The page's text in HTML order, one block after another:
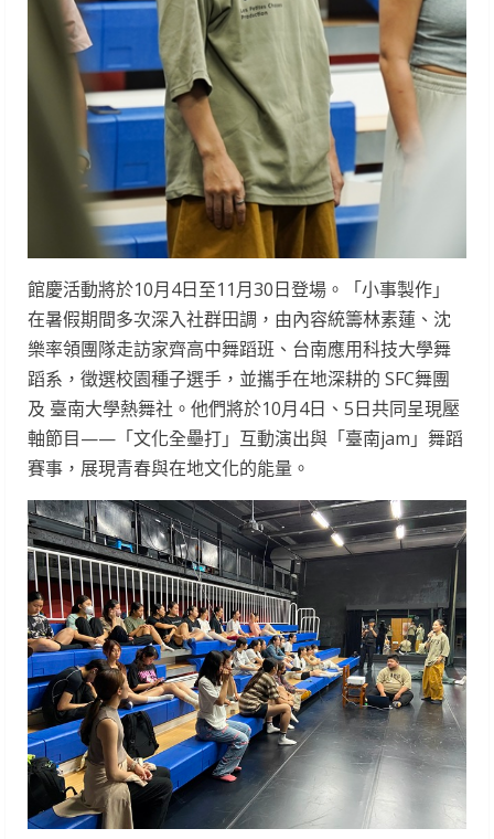
館慶活動將於10月4日至11月30日登場。「小事製作」
在暑假期間多次深入社群田調，由內容統籌林素蓮、沈
樂率領團隊走訪家齊高中舞蹈班、台南應用科技大學舞
蹈系，徵選校園種子選手，並攜手在地深耕的 SFC舞團
及 臺南大學熱舞社。他們將於10月4日、5日共同呈現壓
軸節目——「文化全壘打」互動演出與「臺南jam」舞蹈
賽事，展現青春與在地文化的能量。